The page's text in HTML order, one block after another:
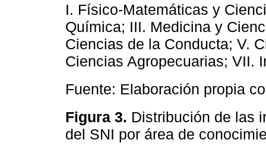
I. Físico-Matemáticas y
Química; III. Medicina y
Ciencias de la Conducta; V.
Ciencias Agropecuarias; VII.
Fuente: Elaboración propia
Figura 3. Distribución de las
del SNI por área de